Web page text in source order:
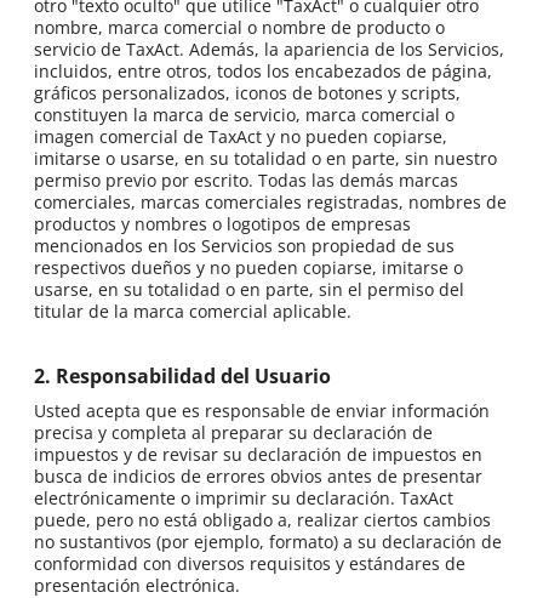
otro "texto oculto" que utilice "TaxAct" o cualquier otro
nombre, marca comercial o nombre de producto o
servicio de TaxAct. Además, la apariencia de los Servicios,
incluidos, entre otros, todos los encabezados de página,
gráficos personalizados, iconos de botones y scripts,
constituyen la marca de servicio, marca comercial o
imagen comercial de TaxAct y no pueden copiarse,
imitarse o usarse, en su totalidad o en parte, sin nuestro
permiso previo por escrito. Todas las demás marcas
comerciales, marcas comerciales registradas, nombres de
productos y nombres o logotipos de empresas
mencionados en los Servicios son propiedad de sus
respectivos dueños y no pueden copiarse, imitarse o
usarse, en su totalidad o en parte, sin el permiso del
titular de la marca comercial aplicable.
2. Responsabilidad del Usuario
Usted acepta que es responsable de enviar información
precisa y completa al preparar su declaración de
impuestos y de revisar su declaración de impuestos en
busca de indicios de errores obvios antes de presentar
electrónicamente o imprimir su declaración. TaxAct
puede, pero no está obligado a, realizar ciertos cambios
no sustantivos (por ejemplo, formato) a su declaración de
conformidad con diversos requisitos y estándares de
presentación electrónica.